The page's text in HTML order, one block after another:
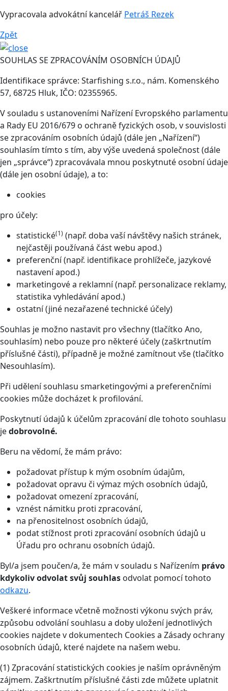
Vypracovala advokátní kancelář Petráš Rezek
Zpět
SOUHLAS SE ZPRACOVÁNÍM OSOBNÍCH ÚDAJŮ
Identifikace správce: Starfishing s.r.o., nám. Komenského
57, 68725 Hluk, IČO: 02355965.
V souladu s ustanoveními Nařízení Evropského parlamentu
a Rady EU 2016/679 o ochraně fyzických osob, v souvislosti
se zpracováním osobních údajů (dále jen „Nařízení“)
souhlasím tímto s tím, aby výše uvedená společnost (dále
jen „správce“) zpracovávala mnou poskytnuté osobní údaje
(dále jen osobní údaje), a to:
cookies
pro účely:
statistické(1) (např. doba vaší návštěvy našich stránek,
nejčastěji používaná část webu apod.)
preferenční (např. identifikace prohlížeče, jazykové
nastavení apod.)
marketingové a reklamní (např. personalizace reklamy,
statistika vyhledávání apod.)
ostatní (jiné nezařazené technické účely)
Souhlas je možno nastavit pro všechny (tlačítko Ano,
souhlasím) nebo pouze pro některé účely (zaškrtnutím
příslušné části), případně je možné zamítnout vše (tlačítko
Nesouhlasím).
Při udělení souhlasu smarketingovými a preferenčními
cookies může docházet k profilování.
Poskytnutí údajů k účelům zpracování dle tohoto souhlasu
jedobrovolné.
Beru na vědomí, že mám právo:
požadovat přístup k mým osobním údajům,
požadovat opravu či výmaz mých osobních údajů,
požadovat omezení zpracování,
vznést námitku proti zpracování,
na přenositelnost osobních údajů,
podat stížnost proti zpracování osobních údajů u
Úřadu pro ochranu osobních údajů.
Byl/a jsem poučen/a, že mám v souladu s Nařízením právo
kdykoliv odvolat svůj souhlas odvolat pomocí tohoto
odkazu.
Veškeré informace včetně možnosti výkonu svých práv,
způsobu odvolání souhlasu a doby uložení jednotlivých
cookies najdete v dokumentech Cookies a Zásady ochrany
osobních údajů, které najdete na našem webu.
(1) Zpracování statistických cookies je naším oprávněným
zájmem. Zaškrtnutím příslušné části zde můžete uplatnit